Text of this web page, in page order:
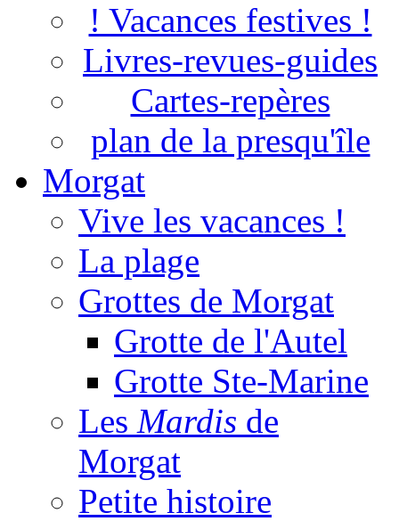
! Vacances festives !
Livres-revues-guides
Cartes-repères
plan de la presqu'île
Morgat
Vive les vacances !
La plage
Grottes de Morgat
Grotte de l'Autel
Grotte Ste-Marine
Les Mardis de
Morgat
Petite histoire